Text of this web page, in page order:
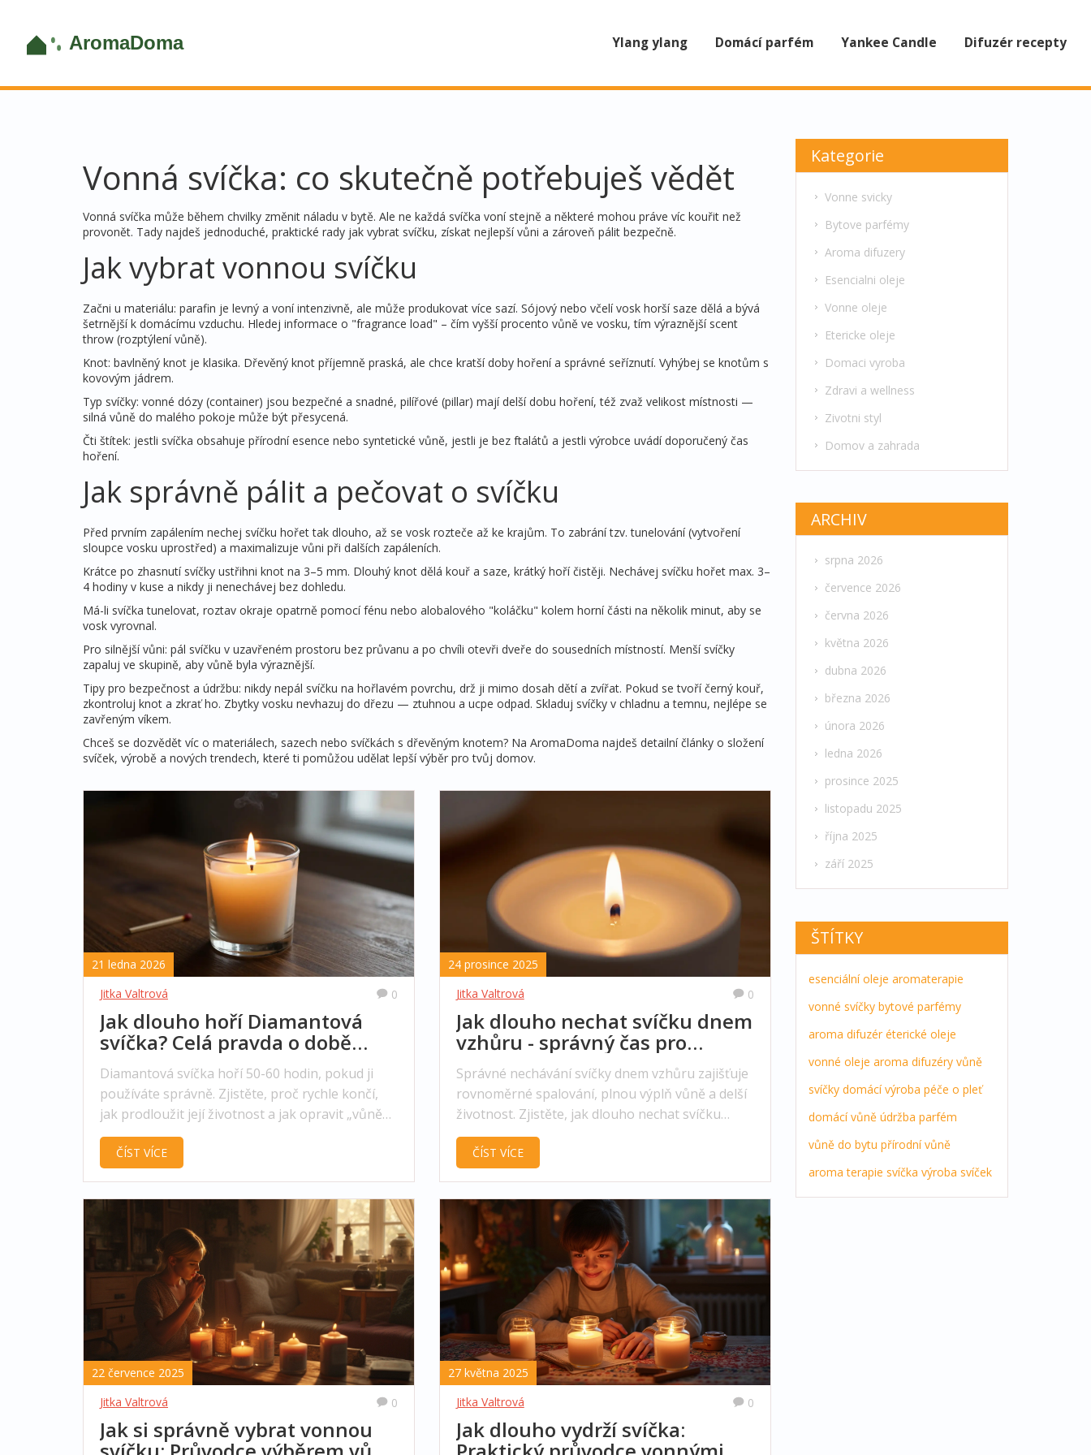
Ylang ylang Domácí parfém Yankee Candle Difuzér recepty
Vonná svíčka: co skutečně potřebuješ vědět
Vonná svíčka může během chvilky změnit náladu v bytě. Ale ne každá svíčka voní stejně a některé mohou práve víc kouřit než
provonět. Tady najdeš jednoduché, praktické rady jak vybrat svíčku, získat nejlepší vůni a zároveň pálit bezpečně.
Jak vybrat vonnou svíčku
Začni u materiálu: parafin je levný a voní intenzivně, ale může produkovat více sazí. Sójový nebo včelí vosk horší saze dělá a bývá
šetrnější k domácímu vzduchu. Hledej informace o "fragrance load" – čím vyšší procento vůně ve vosku, tím výraznější scent
throw (rozptýlení vůně).
Knot: bavlněný knot je klasika. Dřevěný knot příjemně praská, ale chce kratší doby hoření a správné seříznutí. Vyhýbej se knotům s
kovovým jádrem.
Typ svíčky: vonné dózy (container) jsou bezpečné a snadné, pilířové (pillar) mají delší dobu hoření, též zvaž velikost místnosti —
silná vůně do malého pokoje může být přesycená.
Čti štítek: jestli svíčka obsahuje přírodní esence nebo syntetické vůně, jestli je bez ftalátů a jestli výrobce uvádí doporučený čas
hoření.
Jak správně pálit a pečovat o svíčku
Před prvním zapálením nechej svíčku hořet tak dlouho, až se vosk rozteče až ke krajům. To zabrání tzv. tunelování (vytvoření
sloupce vosku uprostřed) a maximalizuje vůni při dalších zapáleních.
Krátce po zhasnutí svíčky ustřihni knot na 3–5 mm. Dlouhý knot dělá kouř a saze, krátký hoří čistěji. Nechávej svíčku hořet max. 3–
4 hodiny v kuse a nikdy ji nenechávej bez dohledu.
Má-li svíčka tunelovat, roztav okraje opatrně pomocí fénu nebo alobalového "koláčku" kolem horní části na několik minut, aby se
vosk vyrovnal.
Pro silnější vůni: pál svíčku v uzavřeném prostoru bez průvanu a po chvíli otevři dveře do sousedních místností. Menší svíčky
zapaluj ve skupině, aby vůně byla výraznější.
Tipy pro bezpečnost a údržbu: nikdy nepál svíčku na hořlavém povrchu, drž ji mimo dosah dětí a zvířat. Pokud se tvoří černý kouř,
zkontroluj knot a zkrať ho. Zbytky vosku nevhazuj do dřezu — ztuhnou a ucpe odpad. Skladuj svíčky v chladnu a temnu, nejlépe se
zavřeným víkem.
Chceš se dozvědět víc o materiálech, sazech nebo svíčkách s dřevěným knotem? Na AromaDoma najdeš detailní články o složení
svíček, výrobě a nových trendech, které ti pomůžou udělat lepší výběr pro tvůj domov.
21 ledna 2026
Jitka Valtrová
0
Jak dlouho hoří Diamantová
svíčka? Celá pravda o době
hoření a jak ji prodloužit
Diamantová svíčka hoří 50-60 hodin, pokud ji
používáte správně. Zjistěte, proč rychle končí,
jak prodloužit její životnost a jak opravit „vůně
věnec“.
ČÍST VÍCE
24 prosince 2025
Jitka Valtrová
0
Jak dlouho nechat svíčku dnem
vzhůru - správný čas pro
rovnoměrné spalování
Správné nechávání svíčky dnem vzhůru zajišťuje
rovnoměrné spalování, plnou výplň vůně a delší
životnost. Zjistěte, jak dlouho nechat svíčku
hořet a jak předcházet běžným chybám.
ČÍST VÍCE
22 července 2025
Jitka Valtrová
0
Jak si správně vybrat vonnou
27 května 2025
Jitka Valtrová
0
Jak dlouho vydrží svíčka:
Kategorie
Vonne svicky
Bytove parfémy
Aroma difuzery
Esencialni oleje
Vonne oleje
Etericke oleje
Domaci vyroba
Zdravi a wellness
Zivotni styl
Domov a zahrada
ARCHIV
srpna 2026
července 2026
června 2026
května 2026
dubna 2026
března 2026
února 2026
ledna 2026
prosince 2025
listopadu 2025
října 2025
září 2025
ŠTÍTKY
esenciální oleje aromaterapie
vonné svíčky bytové parfémy
aroma difuzér éterické oleje
vonné oleje aroma difuzéry vůně
svíčky domácí výroba péče o pleť
domácí vůně údržba parfém
vůně do bytu přírodní vůně
aroma terapie svíčka výroba svíček